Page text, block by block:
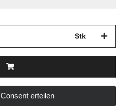
Stk
Consent erteilen